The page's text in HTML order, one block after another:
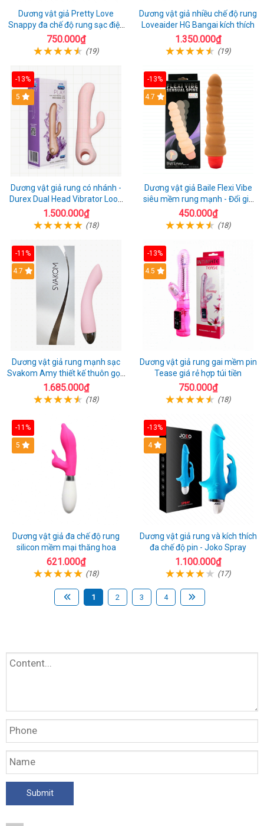
Dương vật giả Pretty Love
Snappy đa chế độ rung sạc điện
kích thích nữ
750.000₫
(19)
Dương vật giả nhiều chế độ rung
Loveaider HG Bangai kích thích
1.350.000₫
(19)
-13%
5
Dương vật giả rung có nhánh -
Durex Dual Head Vibrator Loop
21
1.500.000₫
(18)
-13%
4.7
Dương vật giả Baile Flexi Vibe
siêu mềm rung mạnh - Đổi gió
cuộc yêu mới
450.000₫
(18)
-11%
4.7
Dương vật giả rung mạnh sạc
Svakom Amy thiết kế thuôn gọn
dễ dùng
1.685.000₫
(18)
-13%
4.5
Dương vật giả rung gai mềm pin
Tease giá rẻ hợp túi tiền
750.000₫
(18)
-11%
5
Dương vật giả đa chế độ rung
silicon mềm mại thăng hoa
621.000₫
(18)
-13%
4
Dương vật giả rung và kích thích
đa chế độ pin - Joko Spray
1.100.000₫
(17)
1 2 3 4